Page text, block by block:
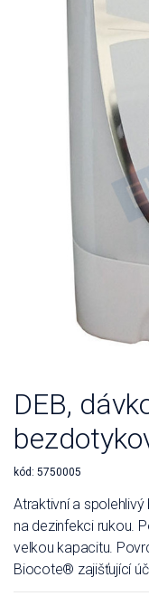
DEB,
kód: 5750005
Atraktivní a
na dezinfekci rukou.
velkou kapacitu.
Biocote® zajišťující